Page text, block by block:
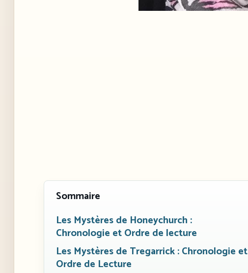
Sommaire
Les Mystères de Honeychurch :
Chronologie et Ordre de lecture
Les Mystères de Tregarrick : Chronologie et
Ordre de Lecture